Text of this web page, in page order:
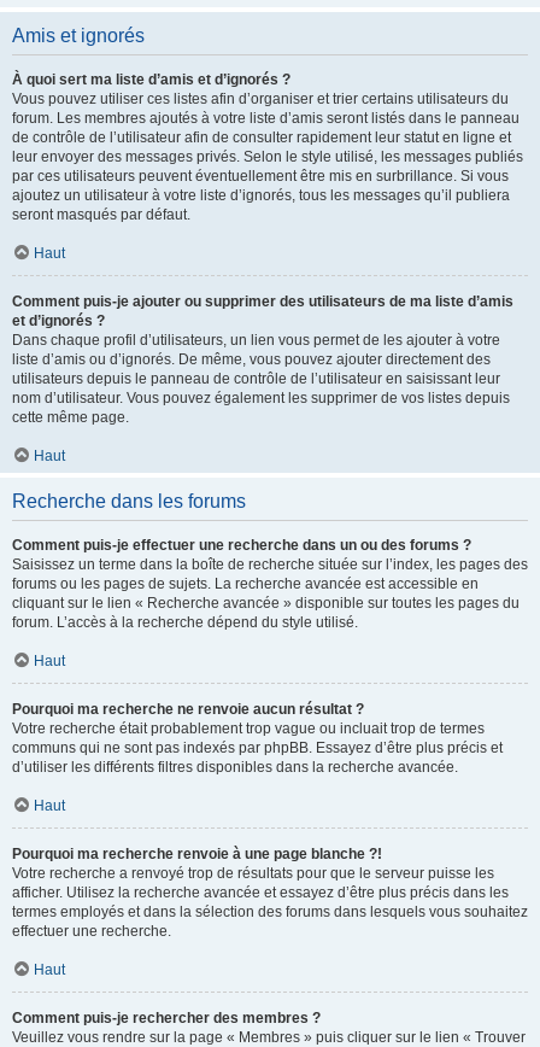
Amis et ignorés
À quoi sert ma liste d’amis et d’ignorés ?
Vous pouvez utiliser ces listes afin d’organiser et trier certains utilisateurs du
forum. Les membres ajoutés à votre liste d’amis seront listés dans le panneau
de contrôle de l’utilisateur afin de consulter rapidement leur statut en ligne et
leur envoyer des messages privés. Selon le style utilisé, les messages publiés
par ces utilisateurs peuvent éventuellement être mis en surbrillance. Si vous
ajoutez un utilisateur à votre liste d’ignorés, tous les messages qu’il publiera
seront masqués par défaut.
Haut
Comment puis-je ajouter ou supprimer des utilisateurs de ma liste d’amis
et d’ignorés ?
Dans chaque profil d’utilisateurs, un lien vous permet de les ajouter à votre
liste d’amis ou d’ignorés. De même, vous pouvez ajouter directement des
utilisateurs depuis le panneau de contrôle de l’utilisateur en saisissant leur
nom d’utilisateur. Vous pouvez également les supprimer de vos listes depuis
cette même page.
Haut
Recherche dans les forums
Comment puis-je effectuer une recherche dans un ou des forums ?
Saisissez un terme dans la boîte de recherche située sur l’index, les pages des
forums ou les pages de sujets. La recherche avancée est accessible en
cliquant sur le lien « Recherche avancée » disponible sur toutes les pages du
forum. L’accès à la recherche dépend du style utilisé.
Haut
Pourquoi ma recherche ne renvoie aucun résultat ?
Votre recherche était probablement trop vague ou incluait trop de termes
communs qui ne sont pas indexés par phpBB. Essayez d’être plus précis et
d’utiliser les différents filtres disponibles dans la recherche avancée.
Haut
Pourquoi ma recherche renvoie à une page blanche ?!
Votre recherche a renvoyé trop de résultats pour que le serveur puisse les
afficher. Utilisez la recherche avancée et essayez d’être plus précis dans les
termes employés et dans la sélection des forums dans lesquels vous souhaitez
effectuer une recherche.
Haut
Comment puis-je rechercher des membres ?
Veuillez vous rendre sur la page « Membres » puis cliquer sur le lien « Trouver